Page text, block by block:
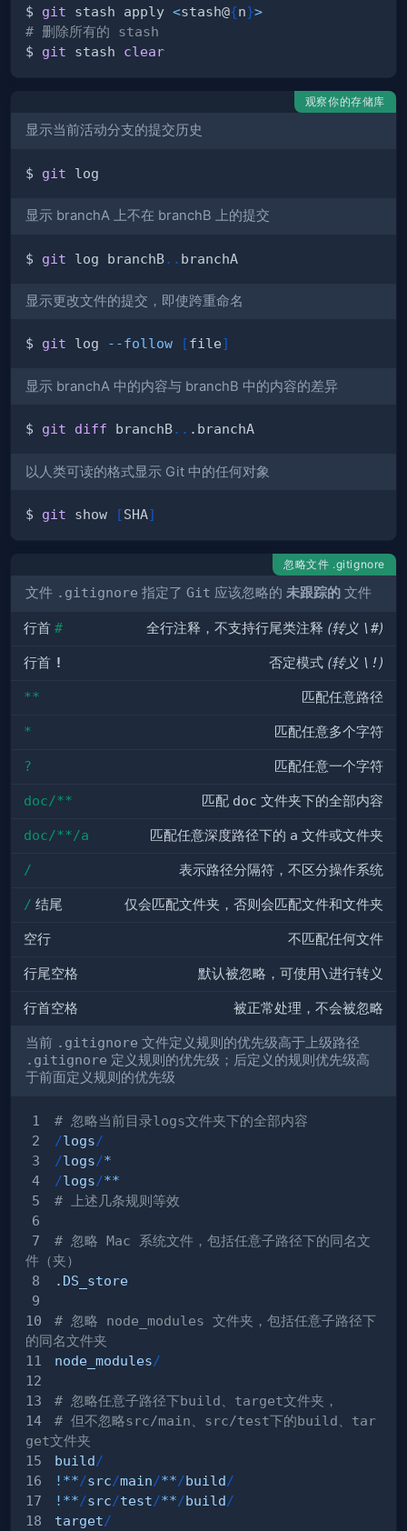
$ git stash apply <stash@{n}>
# 删除所有的 stash
$ git stash clear
观察你的存储库
显示当前活动分支的提交历史
$ git
显示 branchA 上不在 branchB 上的提交
$ git log branchB..
显示更改文件的提交，即使跨重命名
$ git log --follow [file]
显示 branchA 中的内容与 branchB 中的内容的差异
$ git diff branchB..
以人类可读的格式显示 Git 中的任何对象
$ git show [SHA]
忽略文件 .gitignore
文件 .gitignore 指定了 Git 应该忽略的 未跟踪的 文件
行首 # 全行注释，不支持行尾类注释 (转义 \#)
行首 ! 否定模式 (转义 \!)
** 匹配任意路径
* 匹配任意多个字符
? 匹配任意一个字符
doc/** 匹配 doc 文件夹下的全部内容
doc/**/a 匹配任意深度路径下的 a 文件或文件夹
/ 表示路径分隔符，不区分操作系统
/ 结尾 仅会匹配文件夹，否则会匹配文件和文件夹
空行 不匹配任何文件
行尾空格 默认被忽略，可使用\进行转义
行首空格 被正常处理，不会被忽略
当前 .gitignore 文件定义规则的优先级高于上级路径
.gitignore 定义规则的优先级；后定义的规则优先级高
于前面定义规则的优先级
# 忽略当前目录logs文件夹下的全部内容
/logs/
/logs/*
/logs/**
# 上述几条规则等效
# 忽略 Mac 系统文件，包括任意子路径下的同名文
件（夹）
.DS_store
# 忽略 node_modules 文件夹，包括任意子路径下
的同名文件夹
node_modules/
# 忽略任意子路径下build、target文件夹，
# 但不忽略src/main、src/test下的build、tar
get文件夹
build/
! **/src/main/**/build/
! **/src/test/**/build/
target/